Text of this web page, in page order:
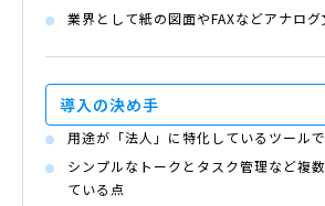
業界として紙の図面やFAXなどアナロ
導入の決め手
用途が「法人」に特化しているツール
シンプルなトークとタスク管理など複
ている点